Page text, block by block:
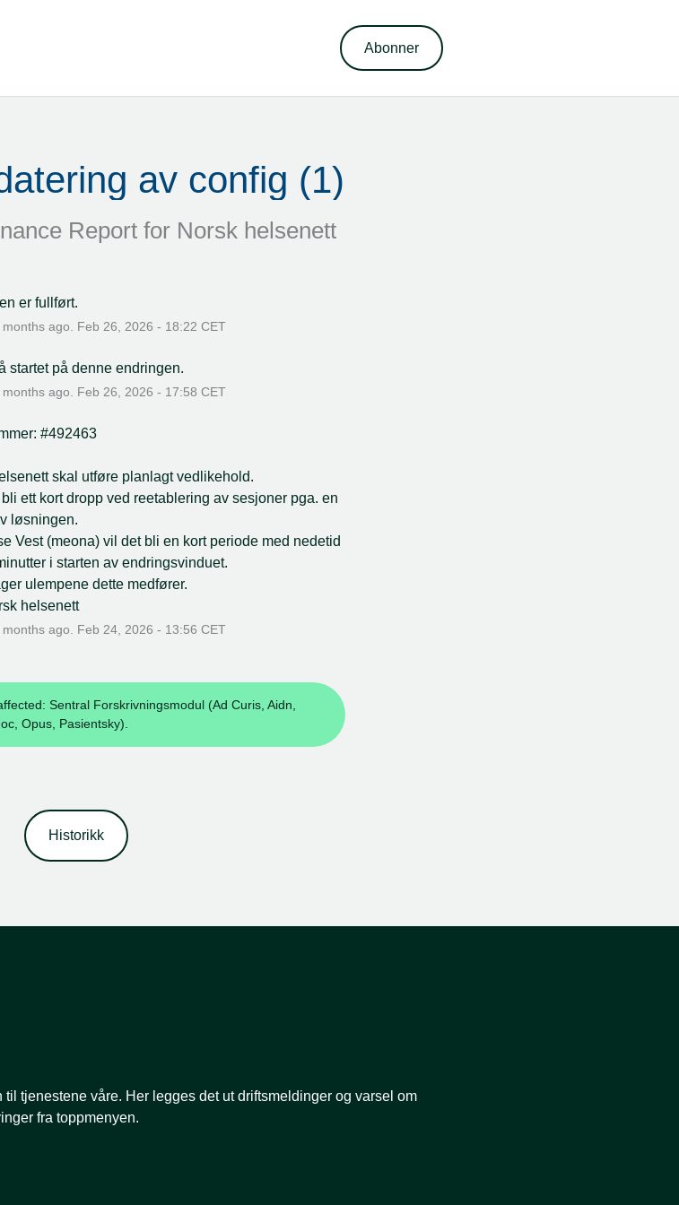
Abonner
av config (1)
Report for Norsk helsenett
er fullført.
months ago. Feb 26 2026 - 18:22 CET
startet på denne endringen.
months ago. Feb 26 2026 - 17:58 CET
#492463
skal utføre planlagt vedlikehold.
ett kort dropp ved reetablering av sesjoner pga. en
løsningen.
Vest (meona) vil det bli en kort periode med nedetid
i starten av endringsvinduet.
ulempene dette medfører.
helsenett
months ago. Feb 24, 2026 - 13:56 CET
Sentral Forskrivningsmodul (Ad Curis, Aidn,
Opus, Pasientsky).
Historikk
tjenestene våre. Her legges det ut driftsmeldinger og varsel om
fra toppmenyen.